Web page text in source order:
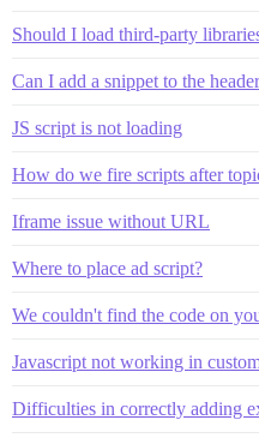
Should I load third-party
Can I add a snippet to the
JS script is not loading
How do we fire scripts after
Iframe issue without URL
Where to place ad script?
We couldn't find the code on
Javascript not working in
Difficulties in correctly adding